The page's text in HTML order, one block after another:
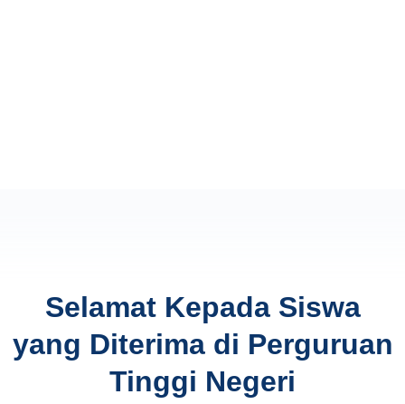
Selamat Kepada Siswa
yang Diterima di Perguruan
Tinggi Negeri